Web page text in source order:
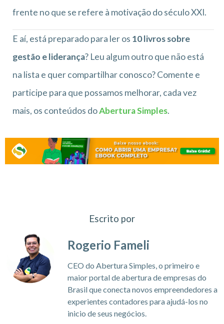
frente no que se refere à motivação do século XXI.
E aí, está preparado para ler os 10 livros sobre
gestão e liderança? Leu algum outro que não está
na lista e quer compartilhar conosco? Comente e
participe para que possamos melhorar, cada vez
mais, os conteúdos doAbertura Simples.
Escrito por
Rogerio Fameli
CEO do Abertura Simples, o primeiro e
maior portal de abertura de empresas do
Brasil que conecta novos empreendedores a
experientes contadores para ajudá-los no
inicio de seus negócios.